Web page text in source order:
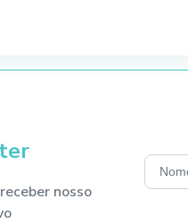
respondidas
ao curso via WEB é
de boa qualidade,
falantes ou fone de ouvido.
nosso